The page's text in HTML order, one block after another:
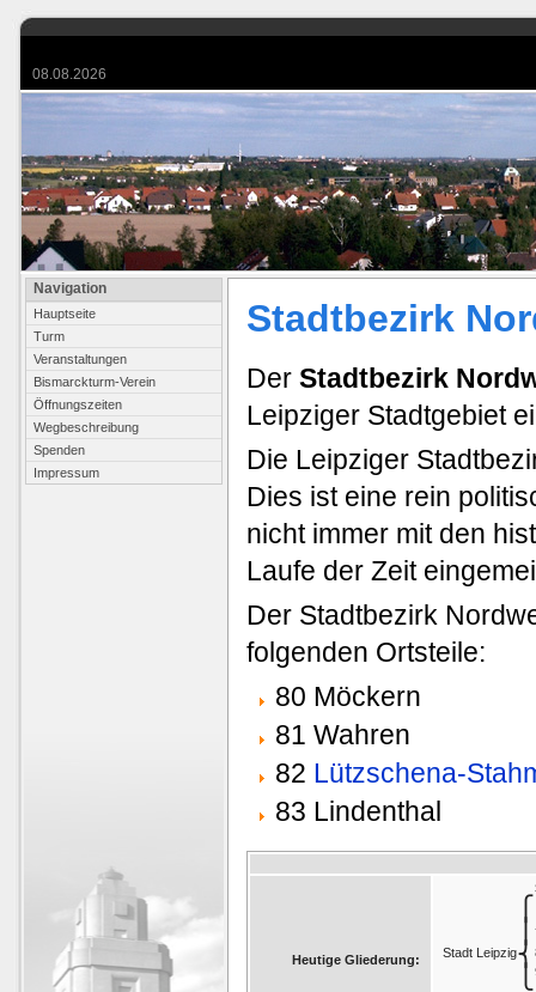
08.08.2026
Navigation
Hauptseite
Turm
Veranstaltungen
Bismarckturm-Verein
Öffnungszeiten
Wegbeschreibung
Spenden
Impressum
Stadtbezirk
Der Stadtbezirk
Leipziger Stadtgebiet
Die Leipziger
Dies ist eine rein
nicht immer mit den
Laufe der Zeit
Der Stadtbezirk
folgenden Ortsteile:
80 Möckern
81 Wahren
82 Lützschena-
83 Lindenthal
Heutige Gliederung: Stadt Leipzig
⎪
⎨
⎩